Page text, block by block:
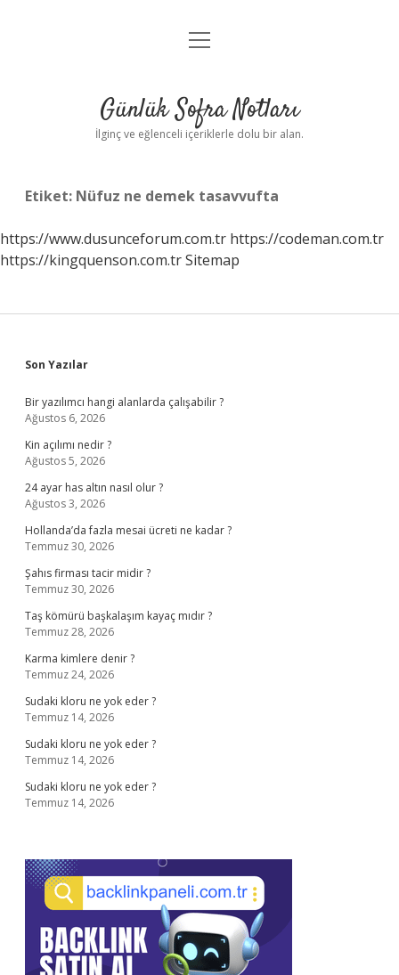
Anasayfa
Yasal Uyarı
menüyü
Günlük Sofra Notları
İlginç ve eğlenceli içeriklerle dolu bir alan.
Etiket: Nüfuz ne demek tasavvufta
https://www.dusunceforum.com.tr https://codeman.com.tr
https://kingquenson.com.trSitemap
Sidebar
Son Yazılar
Bir yazılımcı hangi alanlarda çalışabilir ?
Ağustos 6, 2026
Kin açılımı nedir ?
Ağustos 5, 2026
24 ayar has altın nasıl olur ?
Ağustos 3, 2026
Hollanda’da fazla mesai ücreti ne kadar ?
Temmuz 30, 2026
Şahıs firması tacir midir ?
Temmuz 30, 2026
Taş kömürü başkalaşım kayaç mıdır ?
Temmuz 28, 2026
Karma kimlere denir ?
Temmuz 24, 2026
Sudaki kloru ne yok eder ?
Temmuz 14, 2026
Sudaki kloru ne yok eder ?
Temmuz 14, 2026
Sudaki kloru ne yok eder ?
Temmuz 14, 2026